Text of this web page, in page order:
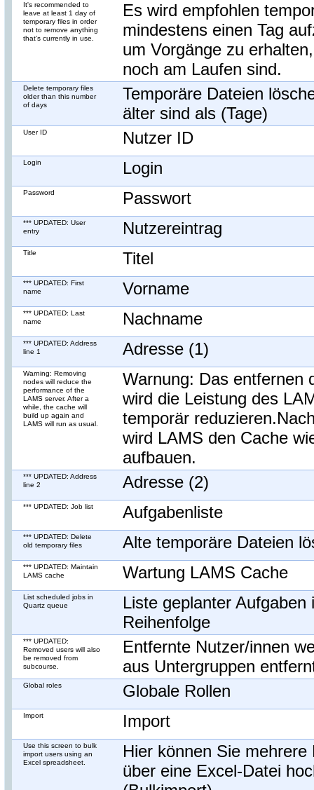
It's recommended to
leave at least 1 day of
temporary files in order
not to remove anything
that's currently in use.
Es wird empfohlen
mindestens einen Tag
um Vorgänge zu
noch am Laufen sind.
Delete temporary files
older than this number
of days
Temporäre Dateien
älter sind als (Tage)
User ID Nutzer ID
Login Login
Password Passwort
*** UPDATED: User
entry
Nutzereintrag
Title Titel
*** UPDATED: First
name
Vorname
*** UPDATED: Last
name
Nachname
*** UPDATED: Address
line 1
Adresse (1)
Warning: Removing
nodes will reduce the
performance of the
LAMS server. After a
while, the cache will
build up again and
LAMS will run as usual.
Warnung: Das entfernen
wird die Leistung des
temporär
wird LAMS den Cache
aufbauen.
*** UPDATED: Address
line 2
Adresse (2)
*** UPDATED: Job list Aufgabenliste
*** UPDATED: Delete
old temporary files
Alte temporäre Dateien
*** UPDATED: Maintain
LAMS cache
Wartung LAMS Cache
List scheduled jobs in
Quartz queue
Liste geplanter Aufgaben
Reihenfolge
*** UPDATED:
Removed users will also
be removed from
subcourse.
Entfernte Nutzer/innen
aus Untergruppen
Global roles Globale Rollen
Import Import
Use this screen to bulk
import users using an
Excel spreadsheet.
Hier können Sie mehrere
über eine Excel-Datei